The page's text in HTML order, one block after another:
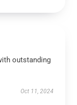
outstanding
Oct 11, 2024